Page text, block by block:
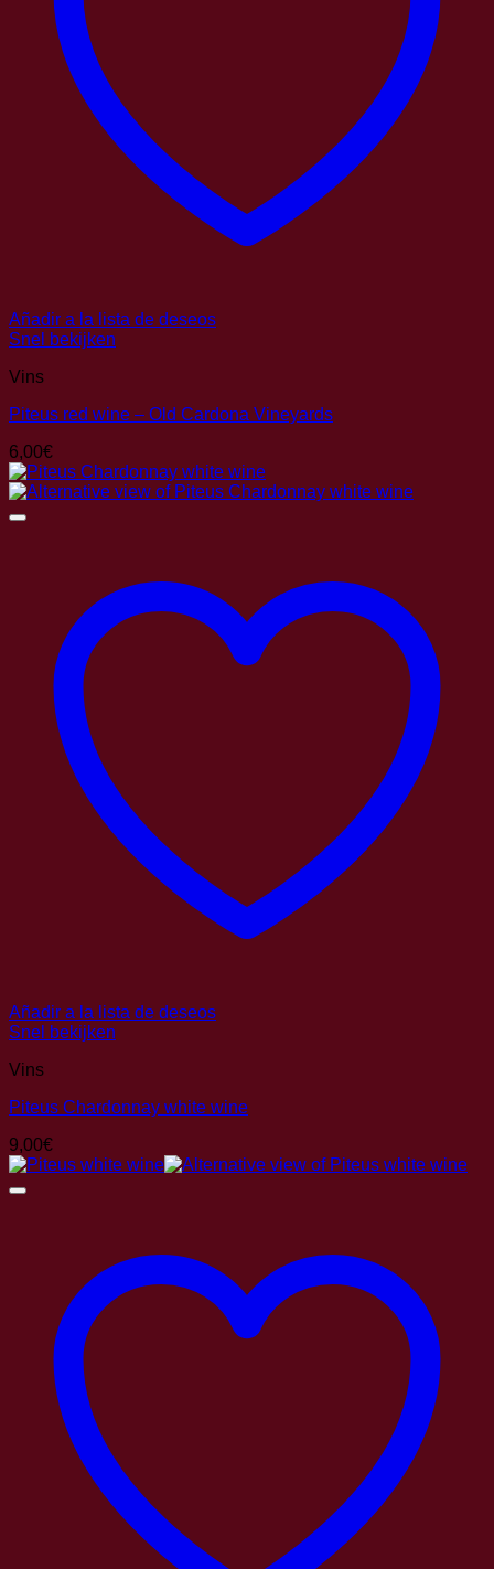
Añadir a la lista de deseos
Snel bekijken
Vins
Piteus red wine – Old Cardona Vineyards
6,00€
Añadir a la lista de deseos
Snel bekijken
Vins
Piteus Chardonnay white wine
9,00€